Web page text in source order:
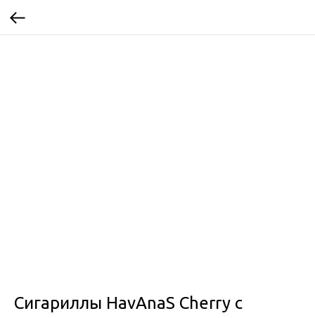
Сигариллы HavAnaS Cherry с